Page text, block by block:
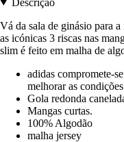
Vá da sala de ginásio para
as icónicas 3 riscas nas
slim é feito em malha de
adidas compromete-
melhorar as
Gola redonda
Mangas curtas.
100% Algodão
malha jersey